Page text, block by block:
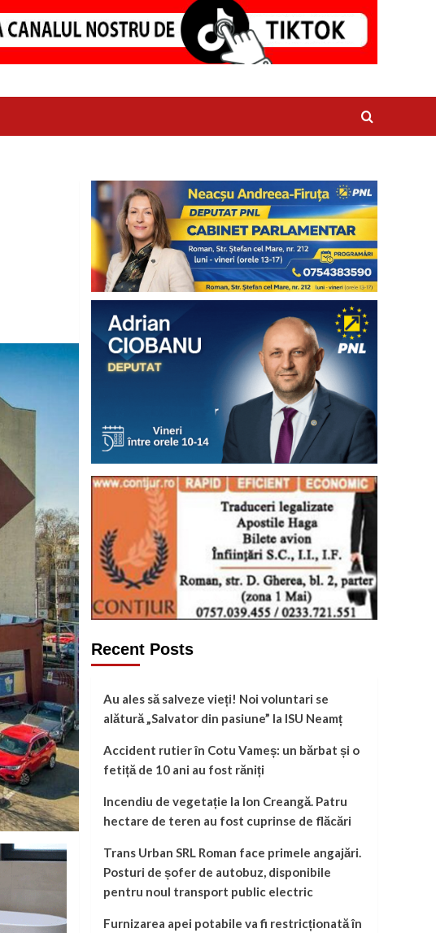
Recent Posts
Au ales să salveze vieți! Noi voluntari se
alătură „Salvator din pasiune” la ISU Neamț
Accident rutier în Cotu Vameș: un bărbat și o
fetiță de 10 ani au fost răniți
Incendiu de vegetație la Ion Creangă. Patru
hectare de teren au fost cuprinse de flăcări
Trans Urban SRL Roman face primele angajări.
Posturi de șofer de autobuz, disponibile
pentru noul transport public electric
Furnizarea apei potabile va fi restricționată în